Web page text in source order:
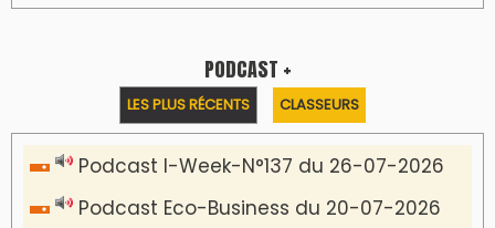
PODCAST +
LES PLUS RÉCENTS CLASSEURS
Podcast I-Week-N°137 du 26-07-2026
Podcast Eco-Business du 20-07-2026